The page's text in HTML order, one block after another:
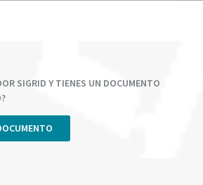
SIGRID Y TIENES UN DOCUMENTO